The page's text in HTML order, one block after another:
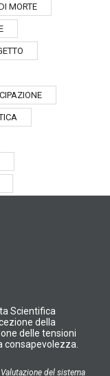
MORTE
Scientifica
della
delle tensioni
consapevolezza.
del sistema